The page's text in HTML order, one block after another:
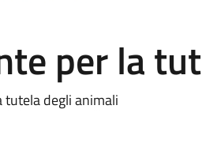
per la
tutela degli animali